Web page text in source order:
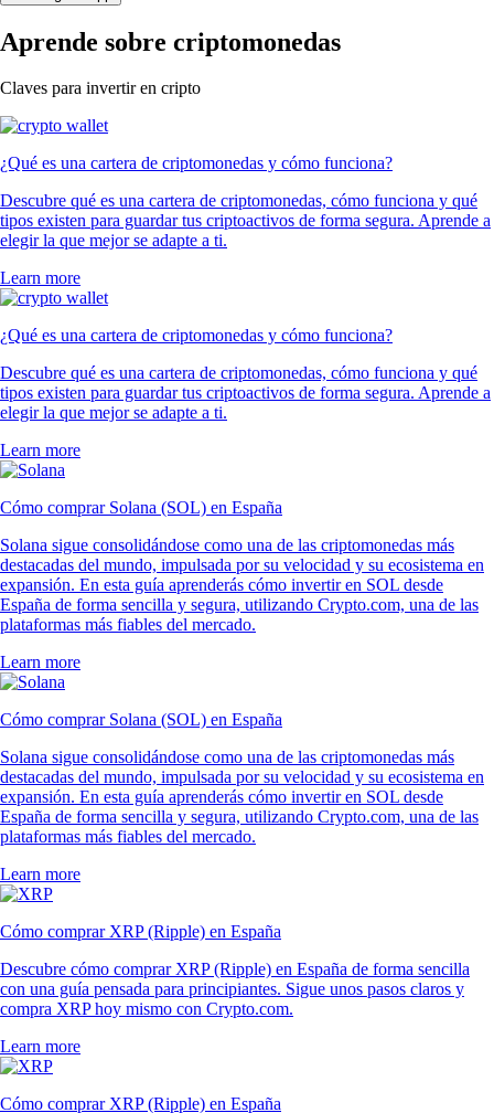
Aprende sobre criptomonedas
Claves para invertir en cripto
¿Qué es una cartera de criptomonedas y cómo funciona?
Descubre qué es una cartera de criptomonedas, cómo funciona y qué
tipos existen para guardar tus criptoactivos de forma segura. Aprende a
elegir la que mejor se adapte a ti.
Learn more
¿Qué es una cartera de criptomonedas y cómo funciona?
Descubre qué es una cartera de criptomonedas, cómo funciona y qué
tipos existen para guardar tus criptoactivos de forma segura. Aprende a
elegir la que mejor se adapte a ti.
Learn more
Cómo comprar Solana (SOL) en España
Solana sigue consolidándose como una de las criptomonedas más
destacadas del mundo, impulsada por su velocidad y su ecosistema en
expansión. En esta guía aprenderás cómo invertir en SOL desde
España de forma sencilla y segura, utilizando Crypto.com, una de las
plataformas más fiables del mercado.
Learn more
Cómo comprar Solana (SOL) en España
Solana sigue consolidándose como una de las criptomonedas más
destacadas del mundo, impulsada por su velocidad y su ecosistema en
expansión. En esta guía aprenderás cómo invertir en SOL desde
España de forma sencilla y segura, utilizando Crypto.com, una de las
plataformas más fiables del mercado.
Learn more
Cómo comprar XRP (Ripple) en España
Descubre cómo comprar XRP (Ripple) en España de forma sencilla
con una guía pensada para principiantes. Sigue unos pasos claros y
compra XRP hoy mismo con Crypto.com.
Learn more
Cómo comprar XRP (Ripple) en España